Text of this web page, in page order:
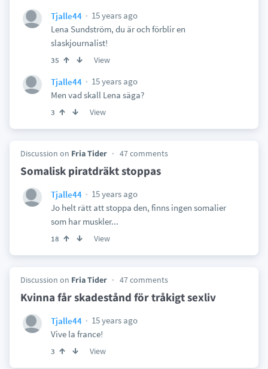
Tjalle44
15 years ago
Lena Sundström, du är och förblir en
slaskjournalist!
35 View
Tjalle44
15 years ago
Men vad skall Lena säga?
3 View
Discussion on Fria Tider 47 comments
Somalisk piratdräkt stoppas
Tjalle44
15 years ago
Jo helt rätt att stoppa den, finns ingen somalier
som har muskler...
18 View
Discussion on Fria Tider 47 comments
Kvinna får skadestånd för tråkigt sexliv
Tjalle44
15 years ago
Vive la france!
3 View